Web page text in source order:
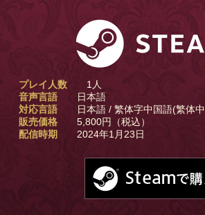
プレイ人数
1人
音声言語
日本語
対応言語
日本語 / 繁体字中国語(繁体
販売価格
5,800円（税込）
配信時期
2024年1月23日